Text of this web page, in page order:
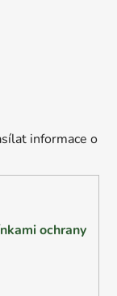
informace o
ochrany